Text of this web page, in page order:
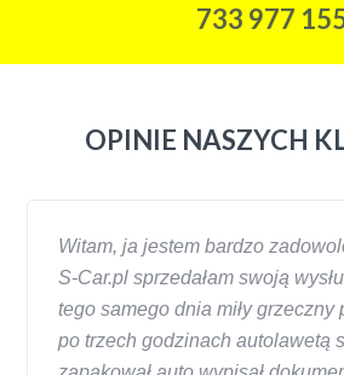
733 977
OPINIE NASZYCH
Witam, ja jestem bardzo
S-Car.pl sprzedałam swoją
tego samego dnia miły grzeczny
po trzech godzinach autolawetą